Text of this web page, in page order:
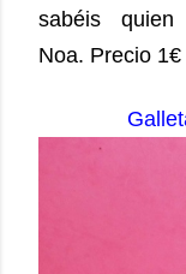
sabéis
Noa. Precio